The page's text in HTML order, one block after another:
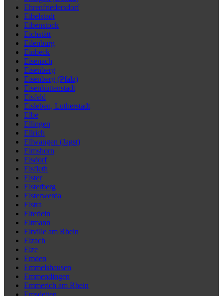
Ehrenfriedersdorf
Eibelstadt
Eibenstock
Eichstätt
Eilenburg
Einbeck
Eisenach
Eisenberg
Eisenberg (Pfalz)
Eisenhüttenstadt
Eisfeld
Eisleben, Lutherstadt
Elbe
Ellingen
Ellrich
Ellwangen (Jagst)
Elmshorn
Elsdorf
Elsfleth
Elster
Elsterberg
Elsterwerda
Elstra
Elterlein
Eltmann
Eltville am Rhein
Elzach
Elze
Emden
Emmelshausen
Emmendingen
Emmerich am Rhein